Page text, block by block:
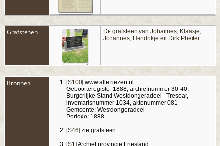
Grafstenen
De grafsteen van Johannes, Klaasje,
Johannes, Hendrikje en Dirk Pheifer
Bronnen [S100] www.allefriezen.nl.
Geboorteregister 1888, archiefnummer 30-40,
Burgerlijke Stand Westdongeradeel - Tresoar,
inventarisnummer 1034, aktenummer 081
Gemeente: Westdongeradeel
Periode: 1888
[S46] zie grafsteen.
[S1] Archief provincie Friesland.